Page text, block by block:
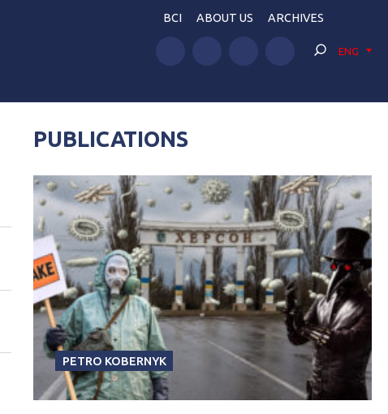
BCI ABOUT US ARCHIVES
ENG
PUBLICATIONS
PETRO KOBERNYK